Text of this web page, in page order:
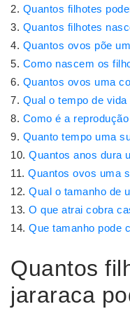
Quantos filhotes
Quantos filhotes
Quantos ovos põe
Como nascem os
Quantos ovos uma
Qual o tempo de
Como é a
Quanto tempo uma
Quantos anos dura
Quantos ovos uma
Qual o tamanho de
O que atrai cobra
Que tamanho pode
Quantos
jararaca